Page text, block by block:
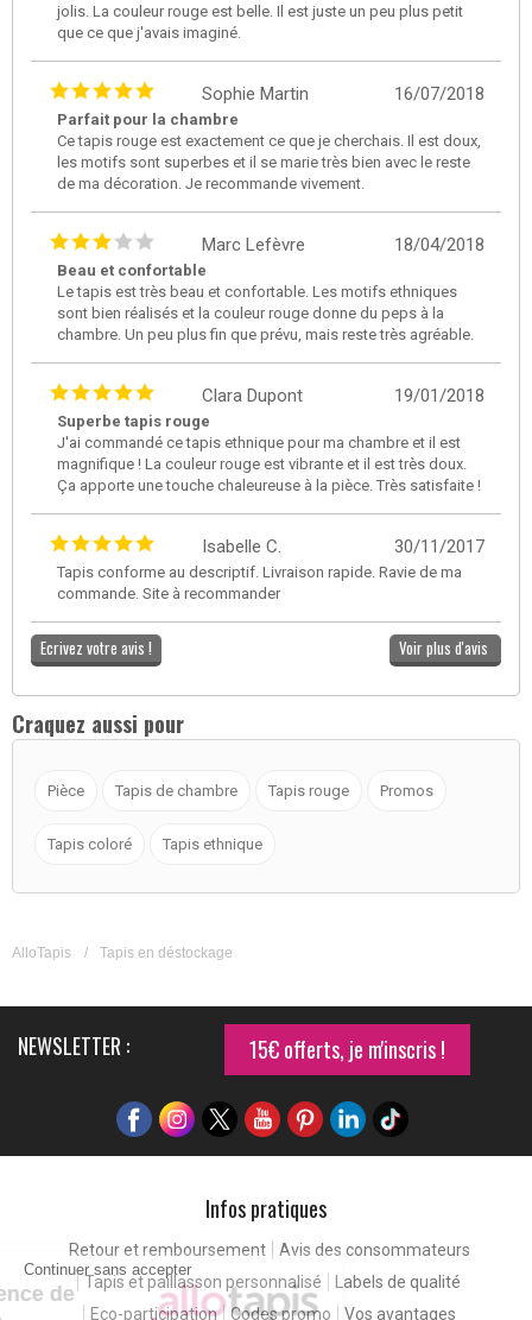
Continuer sans accepter
Pour une expérience de
jolis. La couleur rouge est belle. Il est juste un peu plus petit
que ce que j'avais imaginé.
16/07/2018
Sophie Martin
Parfait pour la chambre
Ce tapis rouge est exactement ce que je cherchais. Il est doux,
les motifs sont superbes et il se marie très bien avec le reste
de ma décoration. Je recommande vivement.
18/04/2018
Marc Lefèvre
Beau et confortable
Le tapis est très beau et confortable. Les motifs ethniques
sont bien réalisés et la couleur rouge donne du peps à la
chambre. Un peu plus fin que prévu, mais reste très agréable.
19/01/2018
Clara Dupont
Superbe tapis rouge
J'ai commandé ce tapis ethnique pour ma chambre et il est
magnifique ! La couleur rouge est vibrante et il est très doux.
Ça apporte une touche chaleureuse à la pièce. Très satisfaite !
30/11/2017
Isabelle C.
Tapis conforme au descriptif. Livraison rapide. Ravie de ma
commande. Site à recommander
Ecrivez votre avis ! Voir plus d'avis
Craquez aussi pour
Pièce Tapis de chambre Tapis rouge Promos
Tapis coloré Tapis ethnique
AlloTapis / Tapis en déstockage
NEWSLETTER : 15€ offerts, je m'inscris !
Infos pratiques
Retour et remboursement
Avis des consommateurs
Tapis et paillasson personnalisé
Labels de qualité
Eco-participation
Codes promo Vos avantages